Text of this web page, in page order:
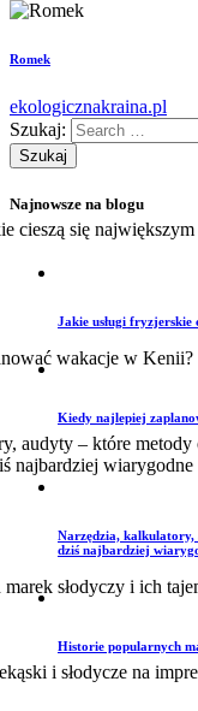
Romek
ekologicznakraina.pl
Szukaj:
Najnowsze na blogu
Jakie usługi fryzjerskie
Kiedy najlepiej
Narzędzia, kalkulatory,
dziś najbardziej
Historie popularnych